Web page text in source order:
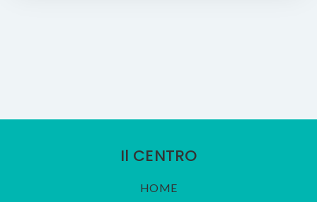
Il CENTRO
HOME